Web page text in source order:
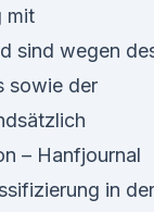
mit
sind wegen
sowie der
– Hanfjournal
in der